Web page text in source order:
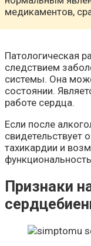
медикаментов,
Патологическая
следствием
системы. Она
состоянии.
работе сердца.
Если после
свидетельствует
тахикардии и
Признаки